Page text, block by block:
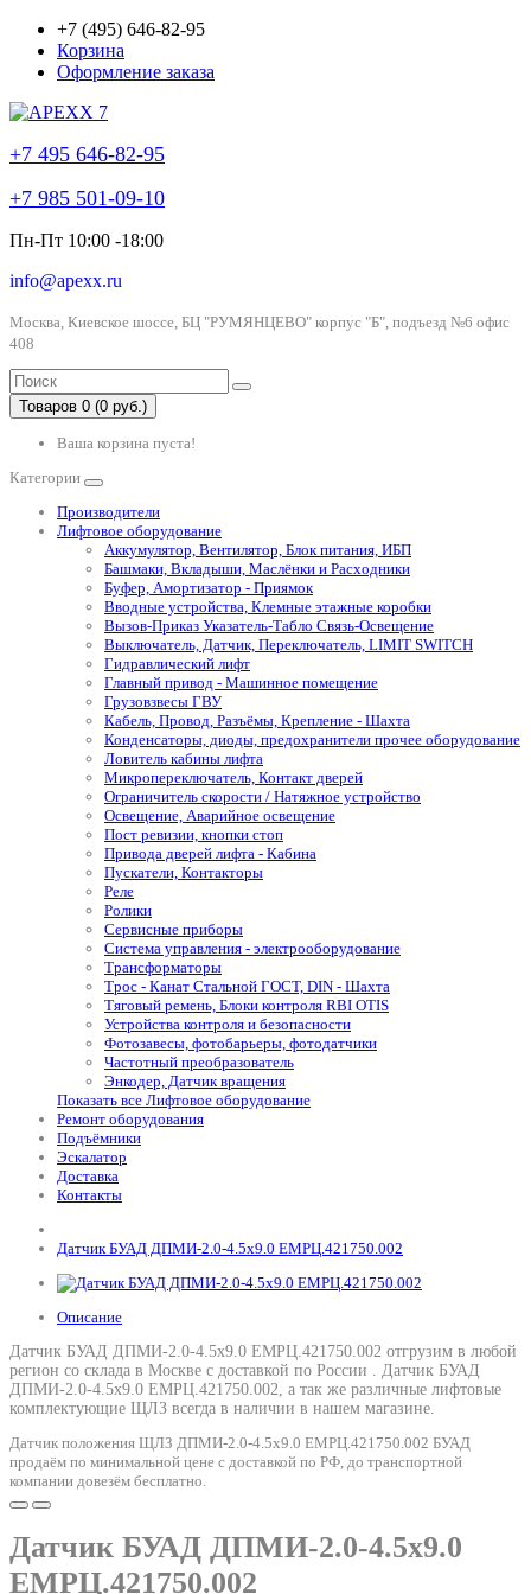
+7 (495) 646-82-95
Корзина
Оформление заказа
+7 495 646-82-95
+7 985 501-09-10
Пн-Пт 10:00 -18:00
info@apexx.ru
Москва, Киевское шоссе, БЦ "РУМЯНЦЕВО" корпус "Б", подъезд №6 офис
408
Товаров 0 (0 руб.)
Ваша корзина пуста!
Категории
Производители
Лифтовое оборудование
Аккумулятор, Вентилятор, Блок питания, ИБП
Башмаки, Вкладыши, Маслёнки и Расходники
Буфер, Амортизатор - Приямок
Вводные устройства, Клемные этажные коробки
Вызов-Приказ Указатель-Табло Связь-Освещение
Выключатель, Датчик, Переключатель, LIMIT SWITCH
Гидравлический лифт
Главный привод - Машинное помещение
Грузовзвесы ГВУ
Кабель, Провод, Разъёмы, Крепление - Шахта
Конденсаторы, диоды, предохранители прочее оборудование
Ловитель кабины лифта
Микропереключатель, Контакт дверей
Ограничитель скорости / Натяжное устройство
Освещение, Аварийное освещение
Пост ревизии, кнопки стоп
Привода дверей лифта - Кабина
Пускатели, Контакторы
Реле
Ролики
Сервисные приборы
Система управления - электрооборудование
Трансформаторы
Трос - Канат Стальной ГОСТ, DIN - Шахта
Тяговый ремень, Блоки контроля RBI OTIS
Устройства контроля и безопасности
Фотозавесы, фотобарьеры, фотодатчики
Частотный преобразователь
Энкодер, Датчик вращения
Показать все Лифтовое оборудование
Ремонт оборудования
Подъёмники
Эскалатор
Доставка
Контакты
Датчик БУАД ДПМИ-2.0-4.5x9.0 ЕМРЦ.421750.002
Описание
Датчик БУАД ДПМИ-2.0-4.5x9.0 ЕМРЦ.421750.002 отгрузим в любой
регион со склада в Москве с доставкой по России . Датчик БУАД
ДПМИ-2.0-4.5x9.0 ЕМРЦ.421750.002, а так же различные лифтовые
комплектующие ЩЛЗ всегда в наличии в нашем магазине.
Датчик положения ЩЛЗ ДПМИ-2.0-4.5x9.0 ЕМРЦ.421750.002 БУАД
продаём по минимальной цене с доставкой по РФ, до транспортной
компании довезём бесплатно.
Датчик БУАД ДПМИ-2.0-4.5x9.0
ЕМРЦ.421750.002